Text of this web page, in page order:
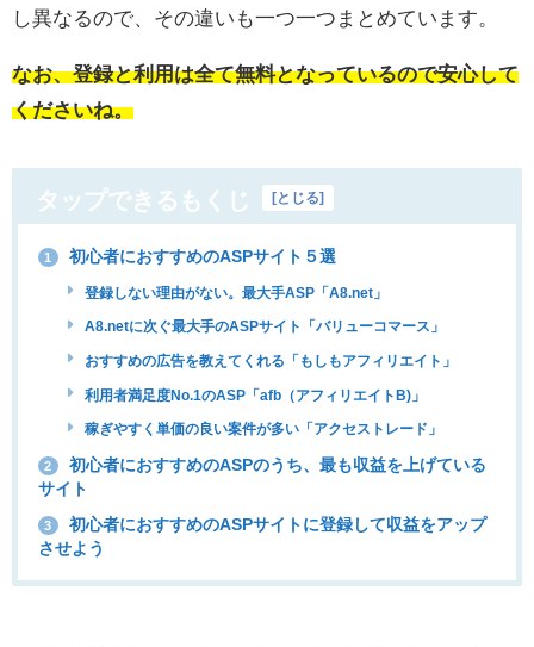
し異なるので、その違いも一つ一つまとめています。
なお、登録と利用は全て無料となっているので安心して
くださいね。
タップできるもくじ とじる
1 初心者におすすめのASPサイト５選
登録しない理由がない。最大手ASP「A8.net」
A8.netに次ぐ最大手のASPサイト「バリューコマース」
おすすめの広告を教えてくれる「もしもアフィリエイト」
利用者満足度No.1のASP「afb（アフィリエイトB)」
稼ぎやすく単価の良い案件が多い「アクセストレード」
2
初心者におすすめのASPのうち、最も収益を上げている
サイト
3
初心者におすすめのASPサイトに登録して収益をアップ
させよう